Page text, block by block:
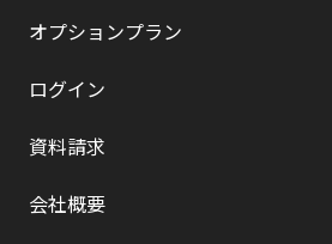
オプションプラン
ログイン
資料請求
会社概要